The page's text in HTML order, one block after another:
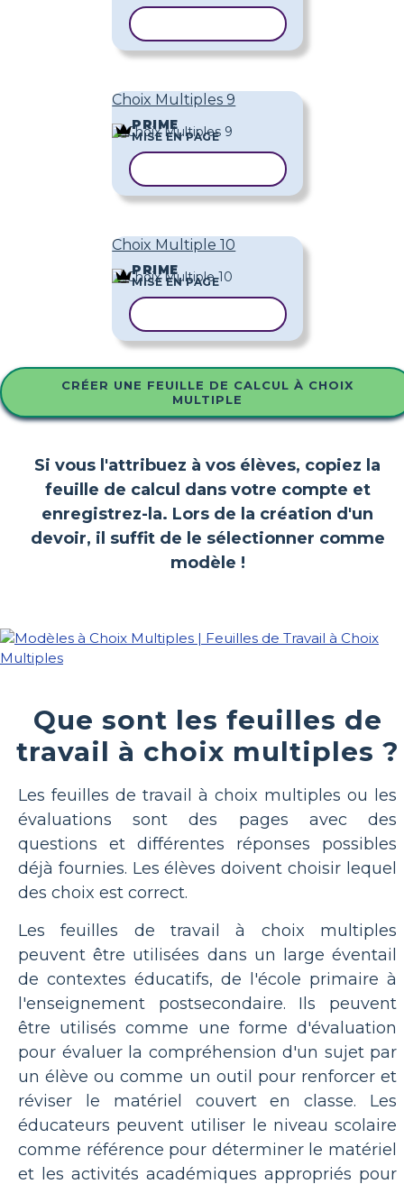
Choix Multiples 9
PRIME
MISE EN PAGE
Choix Multiple 10
PRIME
MISE EN PAGE
CRÉER UNE FEUILLE DE CALCUL À CHOIX
MULTIPLE
Si vous l'attribuez à vos élèves, copiez la
feuille de calcul dans votre compte et
enregistrez-la. Lors de la création d'un
devoir, il suffit de le sélectionner comme
modèle !
Que sont les feuilles de
travail à choix multiples ?
Les feuilles de travail à choix multiples ou les
évaluations sont des pages avec des
questions et différentes réponses possibles
déjà fournies. Les élèves doivent choisir lequel
des choix est correct.
Les feuilles de travail à choix multiples
peuvent être utilisées dans un large éventail
de contextes éducatifs, de l'école primaire à
l'enseignement postsecondaire. Ils peuvent
être utilisés comme une forme d'évaluation
pour évaluer la compréhension d'un sujet par
un élève ou comme un outil pour renforcer et
réviser le matériel couvert en classe. Les
éducateurs peuvent utiliser le niveau scolaire
comme référence pour déterminer le matériel
et les activités académiques appropriés pour